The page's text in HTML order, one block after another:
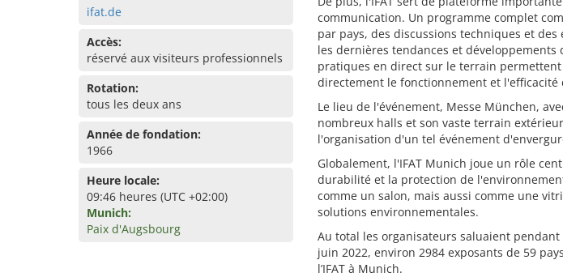
ifat.de
Accès:
réservé aux visiteurs professionnels
Rotation:
tous les deux ans
Année de fondation:
1966
Heure locale:
09:46 heures (UTC +02:00)
Munich:
Paix d'Augsbourg
communication. Un programme complet
par pays, des discussions techniques et
les dernières tendances et développements
pratiques en direct sur le terrain
directement le fonctionnement et l'efficacité
Le lieu de l'événement, Messe München,
nombreux halls et son vaste terrain
l'organisation d'un tel événement
Globalement, l'IFAT Munich joue un rôle
durabilité et la protection de
comme un salon, mais aussi comme une
solutions environnementales.
Au total les organisateurs saluaient
juin 2022, environ 2984 exposants de 59
l’IFAT à Munich.